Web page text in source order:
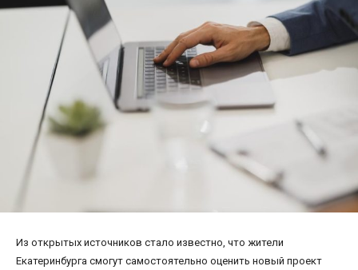
Из открытых источников стало известно, что жители
Екатеринбурга смогут самостоятельно оценить новый проект